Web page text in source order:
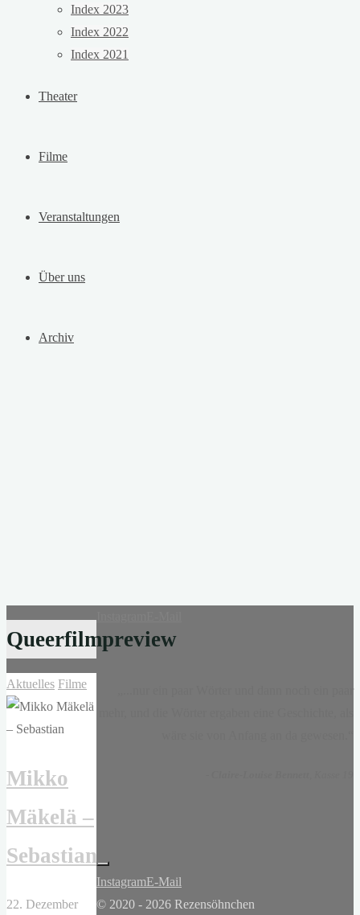
Index 2023
Index 2022
Index 2021
Theater
Filme
Veranstaltungen
Über uns
Archiv
Queerfilmpreview
Aktuelles Filme
Mikko
Mäkelä –
Sebastian
22. Dezember
InstagramE-Mail
© 2020 - 2026 Rezensöhnchen